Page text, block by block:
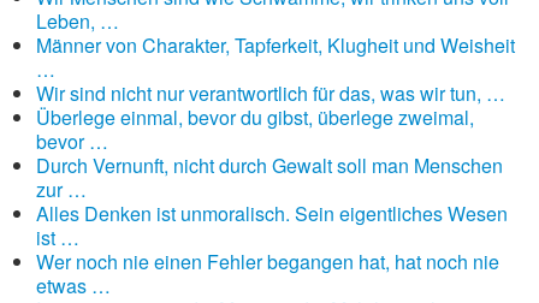
Leben, …
Männer von Charakter, Tapferkeit, Klugheit und Weisheit
…
Wir sind nicht nur verantwortlich für das, was wir tun, …
Überlege einmal, bevor du gibst, überlege zweimal,
bevor …
Durch Vernunft, nicht durch Gewalt soll man Menschen
zur …
Alles Denken ist unmoralisch. Sein eigentliches Wesen
ist …
Wer noch nie einen Fehler begangen hat, hat noch nie
etwas …